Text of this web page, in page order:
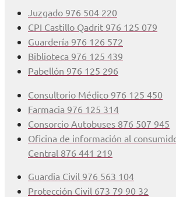
Juzgado 976 504 220
CPI Castillo Qadrit 976 125 079
Guardería 976 126 572
Biblioteca 976 125 439
Pabellón 976 125 296
Consultorio Médico 976 125 450
Farmacia 976 125 314
Consorcio Autobuses 876 507 945
Oficina de información al
Central 876 441 219
Guardia Civil 976 563 104
Protección Civil 673 79 90 32